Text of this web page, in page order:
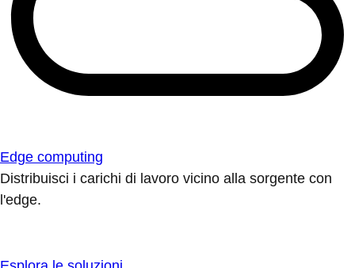
Edge computing
Distribuisci i carichi di lavoro vicino alla sorgente con
l'edge.